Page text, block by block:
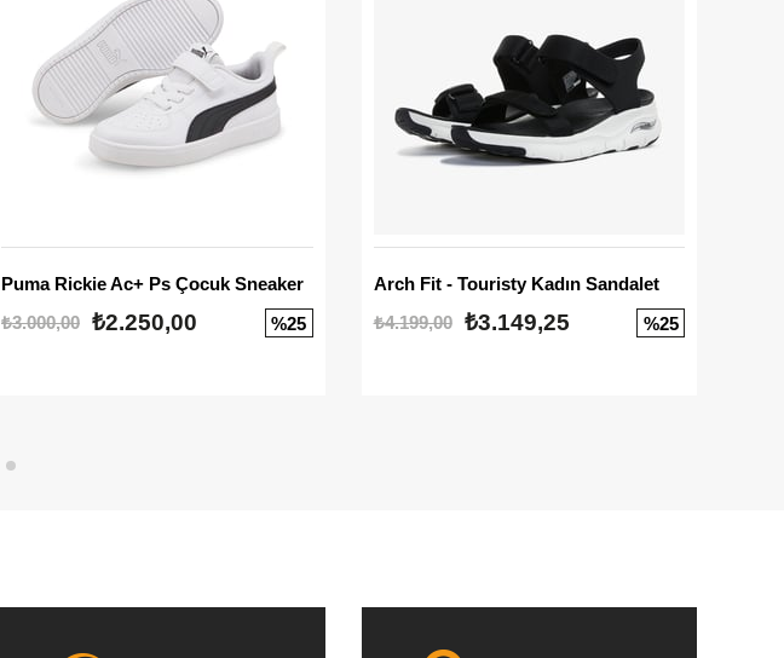
Puma Rickie Ac+ Ps Çocuk Sneaker
₺3.000,00 ₺2.250,00 %25
Arch Fit - Touristy Kadın Sandalet
₺4.199,00
₺3.149,25 %25